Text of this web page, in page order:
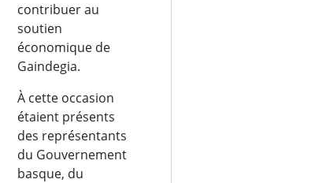
contribuer au
soutien
économique de
Gaindegia.
À cette occasion
étaient présents
des représentants
du Gouvernement
basque, du